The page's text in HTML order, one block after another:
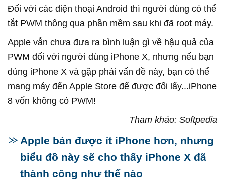
Đối với các điện thoại Android thì người dùng có thể
tắt PWM thông qua phần mềm sau khi đã root máy.
Apple vẫn chưa đưa ra bình luận gì về hậu quả của
PWM đối với người dùng iPhone X, nhưng nếu bạn
dùng iPhone X và gặp phải vấn đề này, bạn có thể
mang máy đến Apple Store để được đổi lấy...iPhone
8 vốn không có PWM!
Tham khảo: Softpedia
Apple bán được ít iPhone hơn, nhưng
biểu đồ này sẽ cho thấy iPhone X đã
thành công như thế nào